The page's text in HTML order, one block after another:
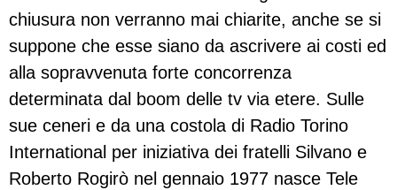
chiusura non verranno mai chiarite, anche se si
suppone che esse siano da ascrivere ai costi ed
alla sopravvenuta forte concorrenza
determinata dal boom delle tv via etere. Sulle
sue ceneri e da una costola di Radio Torino
International per iniziativa dei fratelli Silvano e
Roberto Rogirò nel gennaio 1977 nasce Tele